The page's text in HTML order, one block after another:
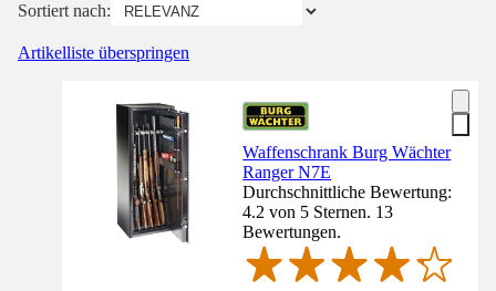
Sortiert nach:
Artikelliste überspringen
Waffenschrank Burg Wächter
Ranger N7E
Durchschnittliche Bewertung:
4.2 von 5 Sternen. 13
Bewertungen.